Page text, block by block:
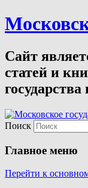
Сайт
статей и
Поиск
Главное меню
Перейти к